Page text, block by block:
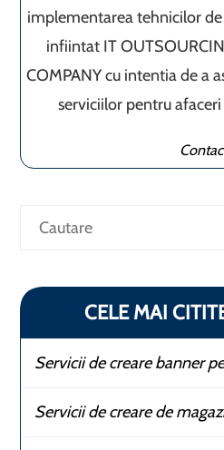
implementarea tehnicilor
infiintat IT
COMPANY cu intentia de a
serviciilor pentru
Caută
CELE MAI
Servicii de creare banner
Servicii de creare de